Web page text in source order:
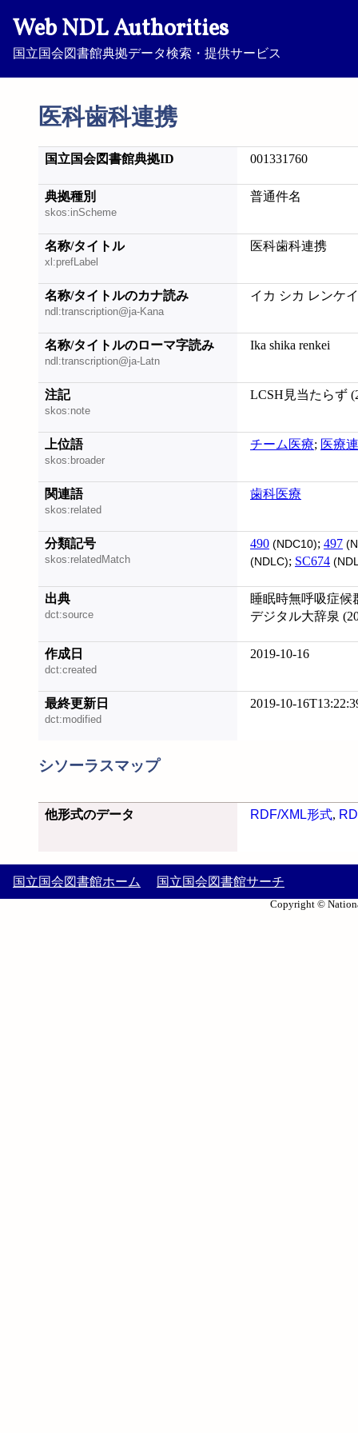
Web NDL Authorities
国立国会図書館典拠データ検索・提供サービス
医科歯科連携
国立国会図書館典拠ID 001331760
典拠種別
skos:inScheme
普通件名
名称/タイトル
xl:prefLabel
医科歯科連携
名称/タイトルのカナ読み
ndl:transcription@ja-Kana
イカ シカ レンケイ
名称/タイトルのローマ字読み
ndl:transcription@ja-Latn
Ika shika renkei
注記
skos:note
LCSH見当たらず
上位語
skos:broader
チーム医療; 医療
関連語
skos:related
歯科医療
分類記号
skos:relatedMatch
490 (NDC10); 497
(NDLC); SC674
出典
dct:source
睡眠時無呼吸症候
デジタル大辞泉
作成日
dct:created
2019-10-16
最終更新日
dct:modified
2019-10-
シソーラスマップ
他形式のデータ RDF/XML形式,
国立国会図書館ホーム 国立国会図書館サーチ
Copyright ©